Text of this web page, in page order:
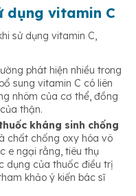
dụng vitamin C
sử dụng vitamin C,
phát hiện nhiều trong
sung vitamin C có liên
nhôm của cơ thể, đồng
thận.
kháng sinh chống
chất chống oxy hóa vô
e ngại rằng, tiêu thụ
dụng của thuốc điều trị
khảo ý kiến bác sĩ